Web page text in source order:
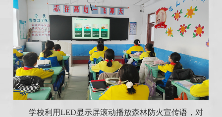
学校利用LED显示屏滚动播放森林防火宣传语，对